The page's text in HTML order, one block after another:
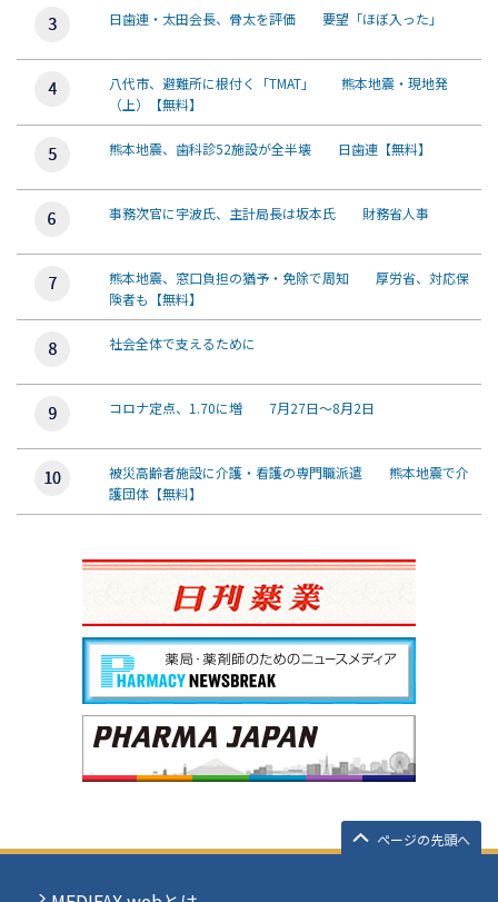
日歯連・太田会長、骨太を評価 要望「ほぼ入った」
八代市、避難所に根付く「TMAT」 熊本地震・現地発
（上）【無料】
熊本地震、歯科診52施設が全半壊 日歯連【無料】
事務次官に宇波氏、主計局長は坂本氏 財務省人事
熊本地震、窓口負担の猶予・免除で周知 厚労省、対応保
険者も【無料】
社会全体で支えるために
コロナ定点、1.70に増 7月27日～8月2日
被災高齢者施設に介護・看護の専門職派遣 熊本地震で介
護団体【無料】
ページの先頭へ